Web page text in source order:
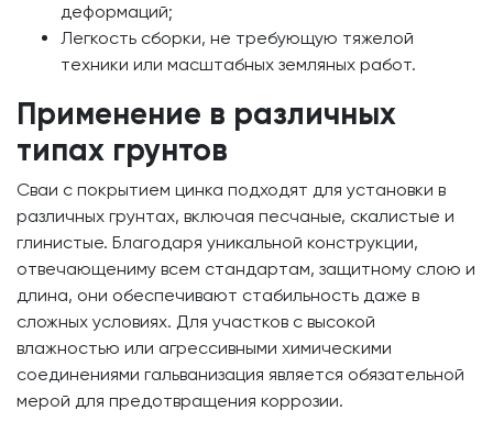
деформаций;
Легкость сборки, не требующую тяжелой
техники или масштабных земляных работ.
Применение в различных
типах грунтов
Сваи с покрытием цинка подходят для установки в
различных грунтах, включая песчаные, скалистые и
глинистые. Благодаря уникальной конструкции,
отвечающениму всем стандартам, защитному слою и
длина, они обеспечивают стабильность даже в
сложных условиях. Для участков с высокой
влажностью или агрессивными химическими
соединениями гальванизация является обязательной
мерой для предотвращения коррозии.